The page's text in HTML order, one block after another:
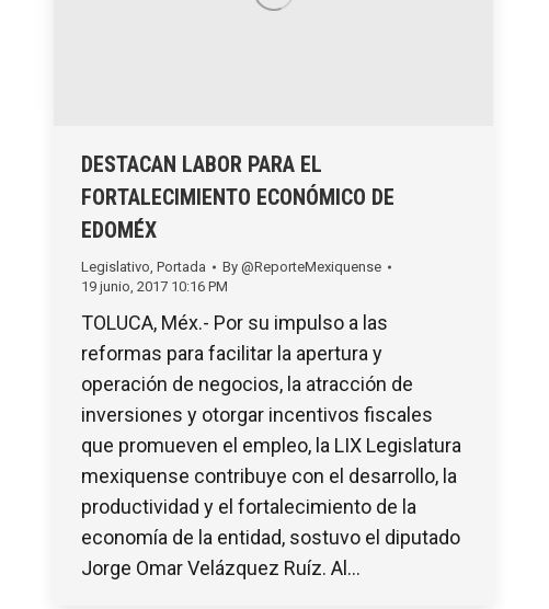
DESTACAN LABOR PARA EL
FORTALECIMIENTO ECONÓMICO DE
EDOMÉX
Legislativo, Portada By @ReporteMexiquense
19 junio, 2017 10:16 PM
TOLUCA, Méx.- Por su impulso a las
reformas para facilitar la apertura y
operación de negocios, la atracción de
inversiones y otorgar incentivos fiscales
que promueven el empleo, la LIX Legislatura
mexiquense contribuye con el desarrollo, la
productividad y el fortalecimiento de la
economía de la entidad, sostuvo el diputado
Jorge Omar Velázquez Ruíz. Al…